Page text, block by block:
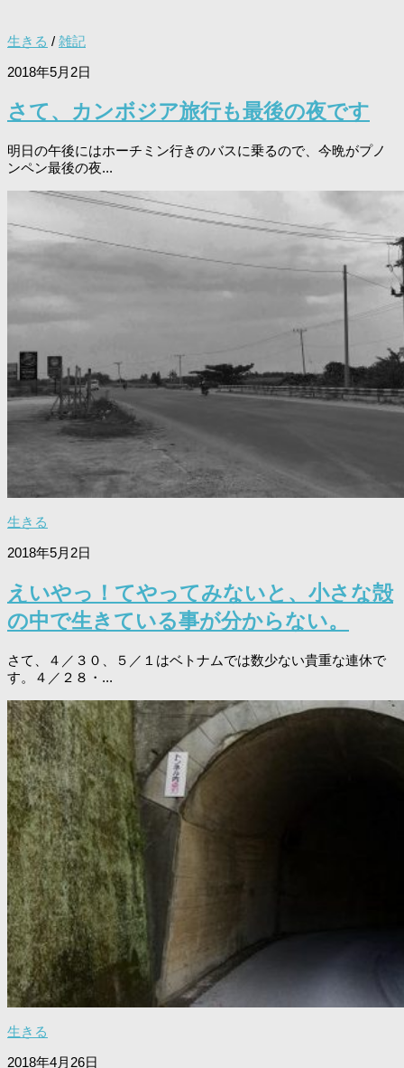
生きる / 雑記
2018年5月2日
さて、カンボジア旅行も最後の夜です
明日の午後にはホーチミン行きのバスに乗るので、今晩がプノ
ンペン最後の夜...
生きる
2018年5月2日
えいやっ！てやってみないと、小さな殻
の中で生きている事が分からない。
さて、４／３０、５／１はベトナムでは数少ない貴重な連休で
す。４／２８・...
生きる
2018年4月26日